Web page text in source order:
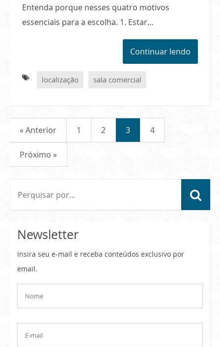
Entenda porque nesses quatro motivos
essenciais para a escolha. 1. Estar…
Continuar lendo
localização sala comercial
« Anterior 1 2 3 4
Próximo »
Newsletter
Insira seu e-mail e receba conteúdos exclusivo por
email.